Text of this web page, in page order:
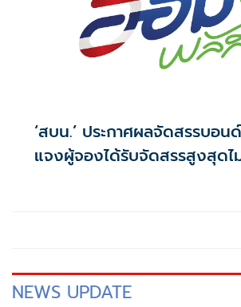
‘สบน.’ ประกาศผลจัดสรรบอ
แจงผู้จองได้รับจัดสรรสูงสุดไ
NEWS UPDATE